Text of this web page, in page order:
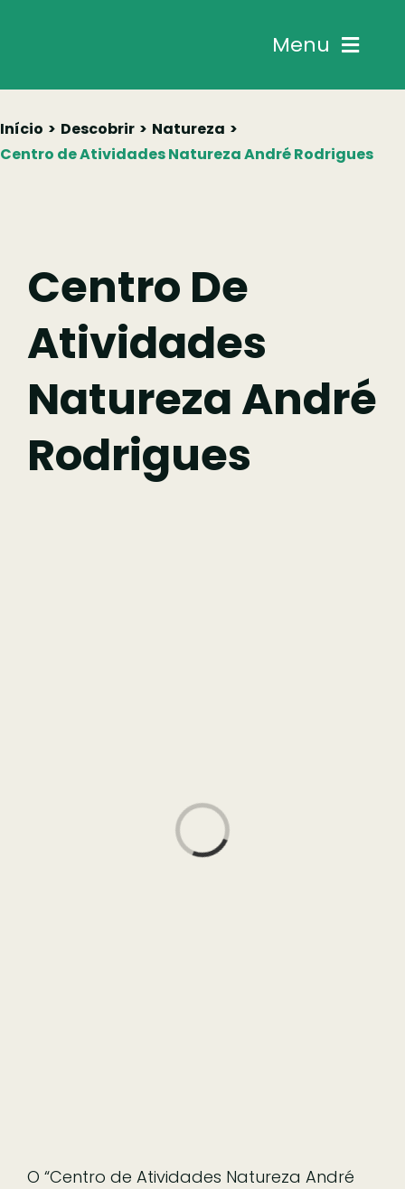
Menu
Descobrir
Comer
Ficar
Pesquisar
Início Descobrir
Natureza
Centro de Atividades Natureza André Rodrigues
Centro De
Atividades
Natureza André
Rodrigues
Loading...
O “Centro de Atividades Natureza André